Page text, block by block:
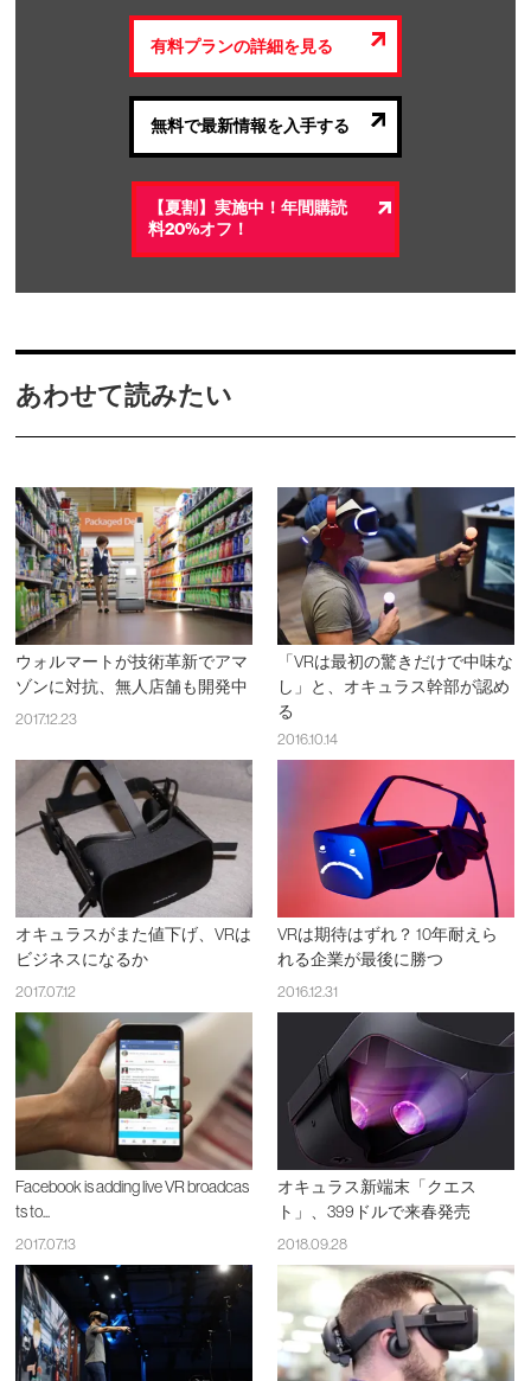
有料プランの詳細を見る
無料で最新情報を入手する
【夏割】実施中！年間購読
料20%オフ！
あわせて読みたい
ウォルマートが技術革新でアマ
ゾンに対抗、無人店舗も開発中
2017.12.23
「VRは最初の驚きだけで中味な
し」と、オキュラス幹部が認め
る
2016.10.14
オキュラスがまた値下げ、VRは
ビジネスになるか
2017.07.12
VRは期待はずれ？ 10年耐えら
れる企業が最後に勝つ
2016.12.31
Facebook is adding live VR broadcas
ts to...
2017.07.13
オキュラス新端末「クエス
ト」、399ドルで来春発売
2018.09.28